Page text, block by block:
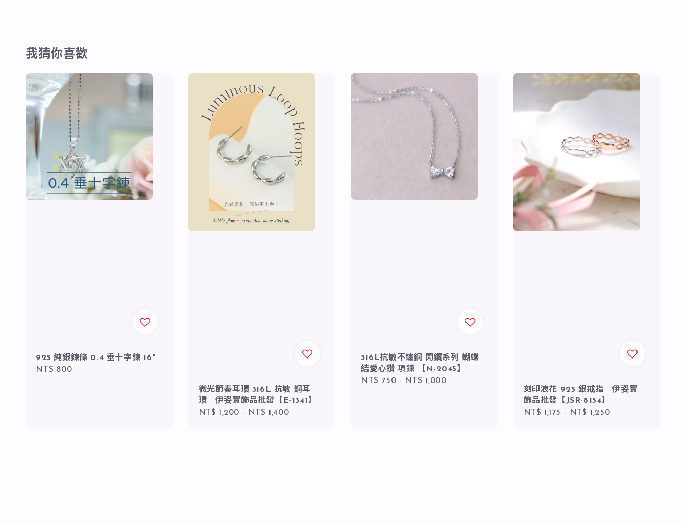
我猜你喜歡
925 純銀鍊條 0.4 垂十字鍊 16"
Regular
NT$ 800
微光節奏耳環 316L 抗敏 鋼耳
環｜伊姿寶飾品批發【E-1341】
Regular
NT$ 1,200 - NT$ 1,400
316L抗敏不鏽鋼 閃鑽系列 蝴蝶
結愛心鑽 項鍊 【N-2045】
Regular
NT$ 750 -
NT$ 1,000
刻印浪花 925 銀戒指｜伊姿寶
飾品批發【JSR-8154】
Regular
NT$ 1,175 - NT$ 1,250